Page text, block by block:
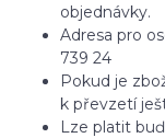
objednávky.
Adresa pro
739 24
Pokud je
k převzetí
Lze platit